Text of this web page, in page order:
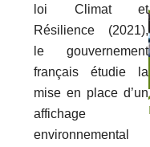
loi Climat et
Résilience (2021),
le gouvernement
français étudie la
mise en place d’un
affichage
environnemental
de travail